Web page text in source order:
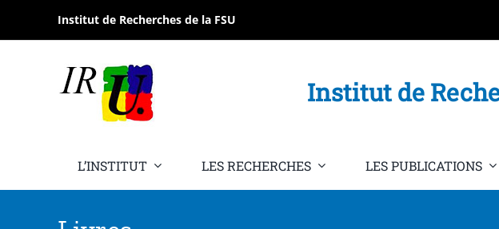
contenu
Institut de Recherches de la FSU
Institut de
L’INSTITUT LES RECHERCHES LES PUBLICATIONS